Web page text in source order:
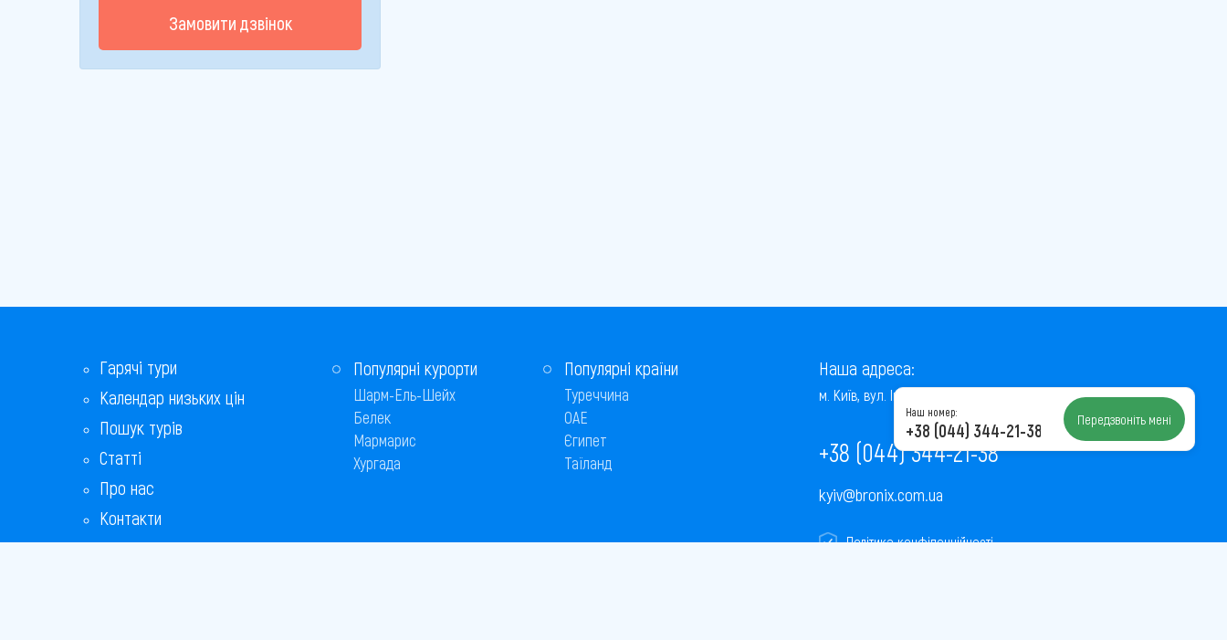
Замовити дзвінок
Гарячі тури
Календар низьких цін
Пошук турів
Статті
Про нас
Контакти
Бонусна програма
Популярні курорти
Шарм-Ель-Шейх
Белек
Мармарис
Хургада
Популярні країни
Туреччина
ОАЕ
Єгипет
Таїланд
Наша адреса:
м. Київ, вул. Інститутська, 22/7, оф. 41
+38 (044) 344-21-38
kyiv@bronix.com.ua
Політика конфіденційності
Наш номер:
+38 (044) 344-21-38 Передзвоніть мені